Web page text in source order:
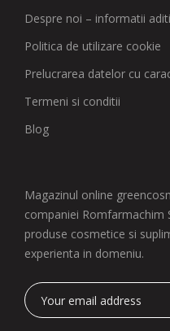
Despre noi – informatii
Politica de utilizare cookie
Prelucrarea datelor cu
Termeni si conditii
Blog
Magazinul online
companiei Romfarmachim
produse cosmetice si
experienta in domeniu.